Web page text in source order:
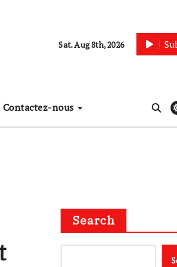
Sat. Aug 8th, 2026
Contactez-nous
Search